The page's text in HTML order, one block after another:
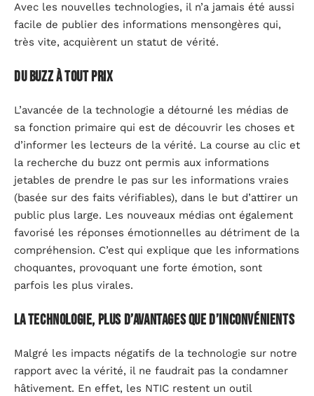
Avec les nouvelles technologies, il n’a jamais été aussi
facile de publier des informations mensongères qui,
très vite, acquièrent un statut de vérité.
Du buzz à tout prix
L’avancée de la technologie a détourné les médias de
sa fonction primaire qui est de découvrir les choses et
d’informer les lecteurs de la vérité. La course au clic et
la recherche du buzz ont permis aux informations
jetables de prendre le pas sur les informations vraies
(basée sur des faits vérifiables), dans le but d’attirer un
public plus large. Les nouveaux médias ont également
favorisé les réponses émotionnelles au détriment de la
compréhension. C’est qui explique que les informations
choquantes, provoquant une forte émotion, sont
parfois les plus virales.
La technologie, plus d’avantages que d’inconvénients
Malgré les impacts négatifs de la technologie sur notre
rapport avec la vérité, il ne faudrait pas la condamner
hâtivement. En effet, les NTIC restent un outil